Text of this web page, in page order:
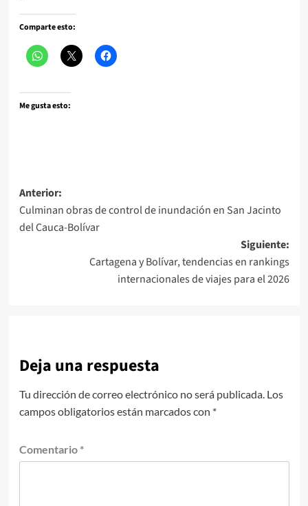
Comparte esto:
Me gusta esto:
Navegación
de
entradas
Anterior:
Culminan obras de control de inundación en San Jacinto
del Cauca-Bolívar
Siguiente:
Cartagena y Bolívar, tendencias en rankings
internacionales de viajes para el 2026
Deja una respuesta
Tu dirección de correo electrónico no será publicada. Los
campos obligatorios están marcados con *
Comentario *